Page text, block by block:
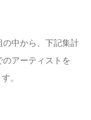
の中から、下記集計
のアーティストを
。